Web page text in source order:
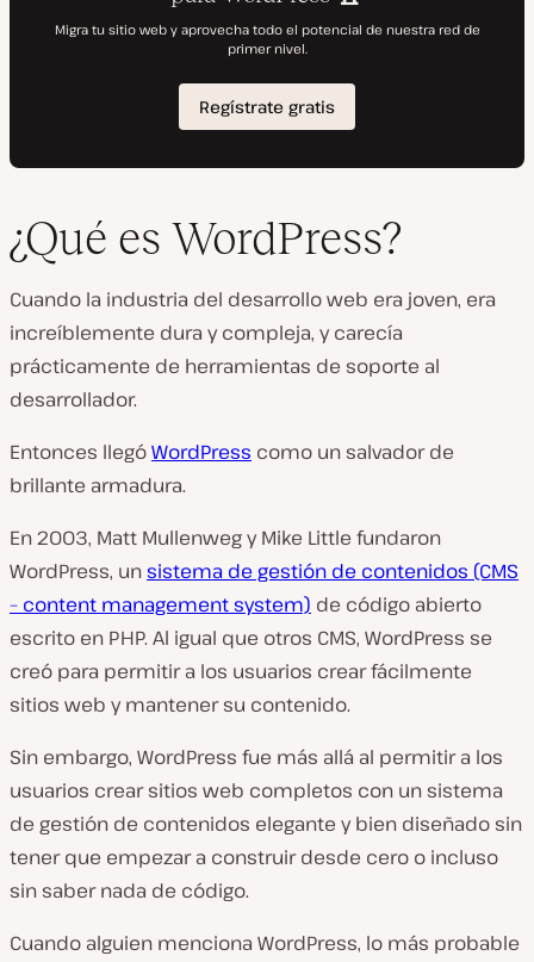
¿Qué es WordPress?
Cuando la industria del desarrollo web era joven, era
increíblemente dura y compleja, y carecía
prácticamente de herramientas de soporte al
desarrollador.
Entonces llegóWordPress como un salvador de
brillante armadura.
En 2003, Matt Mullenweg y Mike Little fundaron
WordPress, unsistema de gestión de contenidos (CMS
– content management system) de código abierto
escrito en PHP. Al igual que otros CMS, WordPress se
creó para permitir a los usuarios crear fácilmente
sitios web y mantener su contenido.
Sin embargo, WordPress fue más allá al permitir a los
usuarios crear sitios web completos con un sistema
de gestión de contenidos elegante y bien diseñado sin
tener que empezar a construir desde cero o incluso
sin saber nada de código.
Cuando alguien menciona WordPress, lo más probable